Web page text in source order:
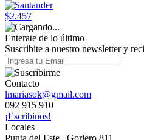
$2.457
Enterate de lo último
Suscribite a nuestro newsletter y
Contacto
lmariasok@gmail.com
092 915 910
¡Escribinos!
Locales
Punta del Este , Gorlero 811